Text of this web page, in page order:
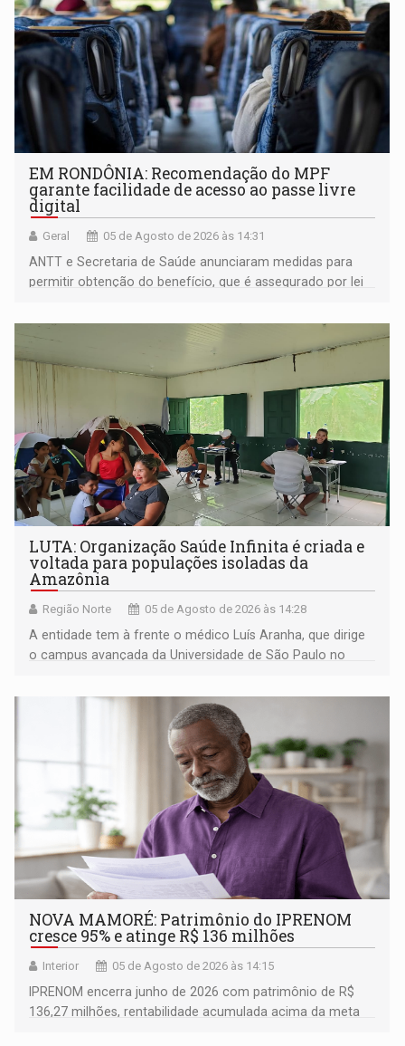
EM RONDÔNIA: Recomendação do MPF
garante facilidade de acesso ao passe livre
digital
Geral 05 de Agosto de 2026 às 14:31
ANTT e Secretaria de Saúde anunciaram medidas para
permitir obtenção do benefício, que é assegurado por lei
LUTA: Organização Saúde Infinita é criada e
voltada para populações isoladas da
Amazônia
Região Norte 05 de Agosto de 2026 às 14:28
A entidade tem à frente o médico Luís Aranha, que dirige
o campus avançada da Universidade de São Paulo no
NOVA MAMORÉ: Patrimônio do IPRENOM
cresce 95% e atinge R$ 136 milhões
Interior 05 de Agosto de 2026 às 14:15
IPRENOM encerra junho de 2026 com patrimônio de R$
136,27 milhões, rentabilidade acumulada acima da meta